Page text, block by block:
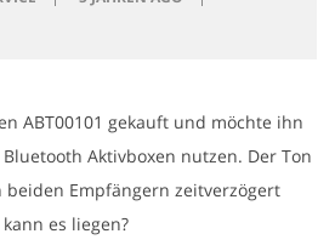
ABT00101 gekauft und möchte ihn
Aktivboxen nutzen. Der Ton
Empfängern zeitverzögert
es liegen?